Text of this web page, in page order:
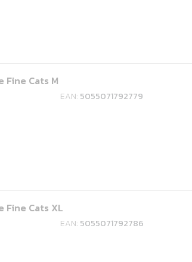
Fine Cats M
EAN: 5055071792779
Fine Cats XL
EAN: 5055071792786